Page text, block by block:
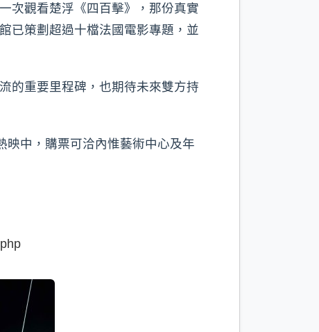
次觀看楚浮《四百擊》，那份真實
已策劃超過十檔法國電影專題，並
的重要里程碑，也期待未來雙方持
映中，購票可洽內惟藝術中心及年